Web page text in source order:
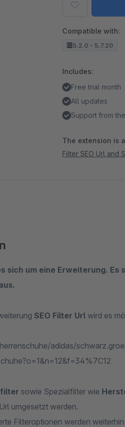
Compatible with:
5.2.0 - 5.7.20
Includes:
Free trial month
All updates
Support from
The extension is
Filter SEO Url and
sich um eine Erweiterung. Es
SEO Filter Url wird es
adidas/
sowie Spezialfilter wie
umgesetzt werden.
Filteroptionen werden